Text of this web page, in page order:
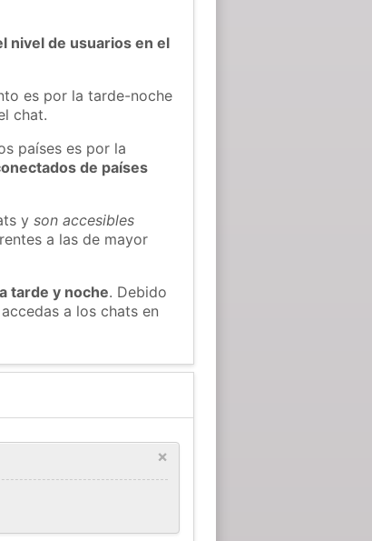
nivel de usuarios en el
es por la tarde-noche
chat.
países es por la
de países
yson accesibles
a las de mayor
tarde y noche. Debido
a los chats en
×